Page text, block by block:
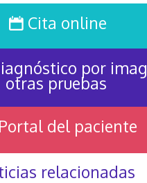
Cita online
por
otras pruebas
Portal del paciente
relacionadas